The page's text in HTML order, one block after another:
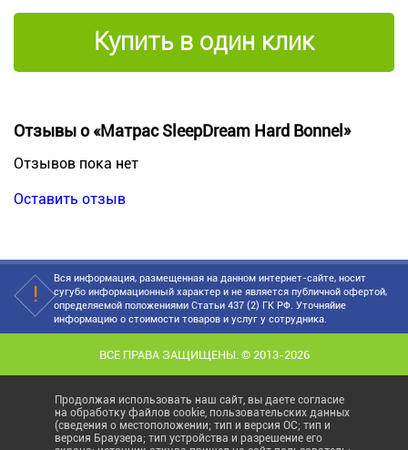
Купить в один клик
Отзывы о «Матрас SleepDream Hard Bonnel»
Отзывов пока нет
Оставить отзыв
Вся информация, размещенная на данном интернет-сайте, носит
сугубо информационный характер и не является публичной офертой,
определяемой положениями Статьи 437 (2) ГК РФ. Уточняйие
информацию о стоимости товаров и услуг у сотрудника.
ВСЕ ПРАВА ЗАЩИЩЕНЫ. © 2013-2026
Продолжая использовать наш сайт, вы даете согласие
на обработку файлов cookie, пользовательских данных
(сведения о местоположении; тип и версия ОС; тип и
версия Браузера; тип устройства и разрешение его